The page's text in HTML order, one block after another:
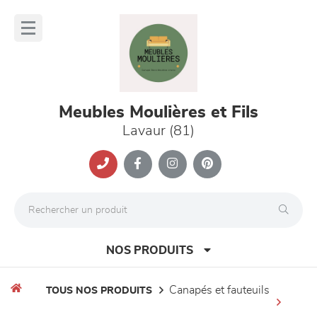
Meubles Moulières et Fils
Lavaur (81)
NOS PRODUITS
TOUS NOS PRODUITS canapés et fauteuils